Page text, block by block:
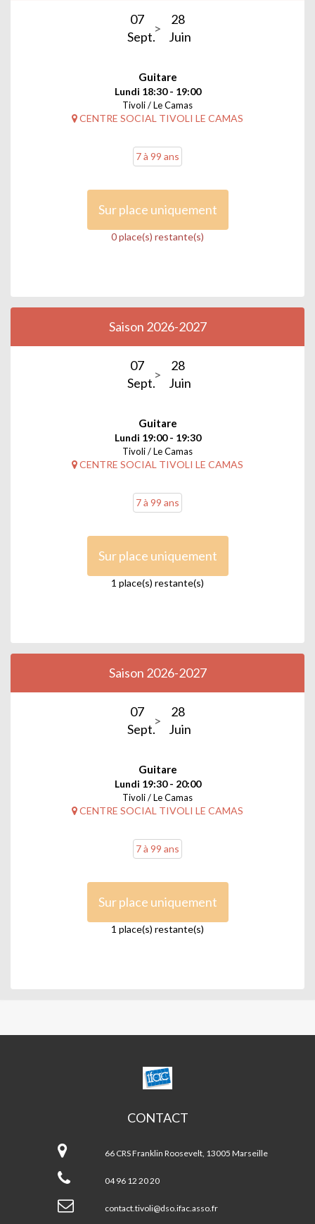
07
Sept.
28
Juin
Guitare
Lundi 18:30 - 19:00
Tivoli / Le Camas
CENTRE SOCIAL TIVOLI LE CAMAS
7 à 99 ans
Sur place uniquement
0 place(s) restante(s)
Saison 2026-2027
07
Sept.
28
Juin
Guitare
Lundi 19:00 - 19:30
Tivoli / Le Camas
CENTRE SOCIAL TIVOLI LE CAMAS
7 à 99 ans
Sur place uniquement
1 place(s) restante(s)
Saison 2026-2027
07
Sept.
28
Juin
Guitare
Lundi 19:30 - 20:00
Tivoli / Le Camas
CENTRE SOCIAL TIVOLI LE CAMAS
7 à 99 ans
Sur place uniquement
1 place(s) restante(s)
CENTRE
SOCIAL
LE
CAMAS
CONTACT
social
TIVOLI/
CAMAS
66 CRS Franklin Roosevelt, 13005 Marseille
04 96 12 20 20
contact.tivoli@dso.ifac.asso.fr